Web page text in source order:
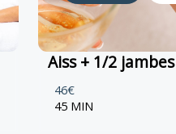
Aiss + 1/2 jambes
46€
45 MIN